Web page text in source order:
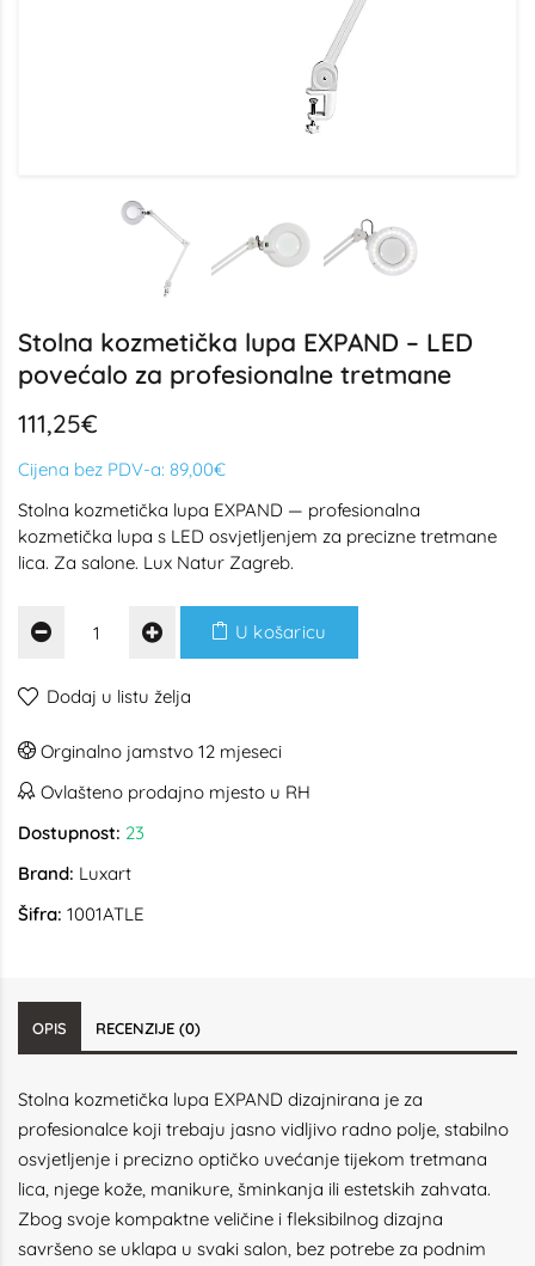
Stolna kozmetička lupa EXPAND – LED
povećalo za profesionalne tretmane
111,25€
Cijena bez PDV-a: 89,00€
Stolna kozmetička lupa EXPAND — profesionalna
kozmetička lupa s LED osvjetljenjem za precizne tretmane
lica. Za salone. Lux Natur Zagreb.
U košaricu
Dodaj u listu želja
Orginalno jamstvo 12 mjeseci
Ovlašteno prodajno mjesto u RH
Dostupnost: 23
Brand: Luxart
Šifra: 1001ATLE
OPIS RECENZIJE (0)
Stolna kozmetička lupa EXPAND dizajnirana je za
profesionalce koji trebaju jasno vidljivo radno polje, stabilno
osvjetljenje i precizno optičko uvećanje tijekom tretmana
lica, njege kože, manikure, šminkanja ili estetskih zahvata.
Zbog svoje kompaktne veličine i fleksibilnog dizajna
savršeno se uklapa u svaki salon, bez potrebe za podnim